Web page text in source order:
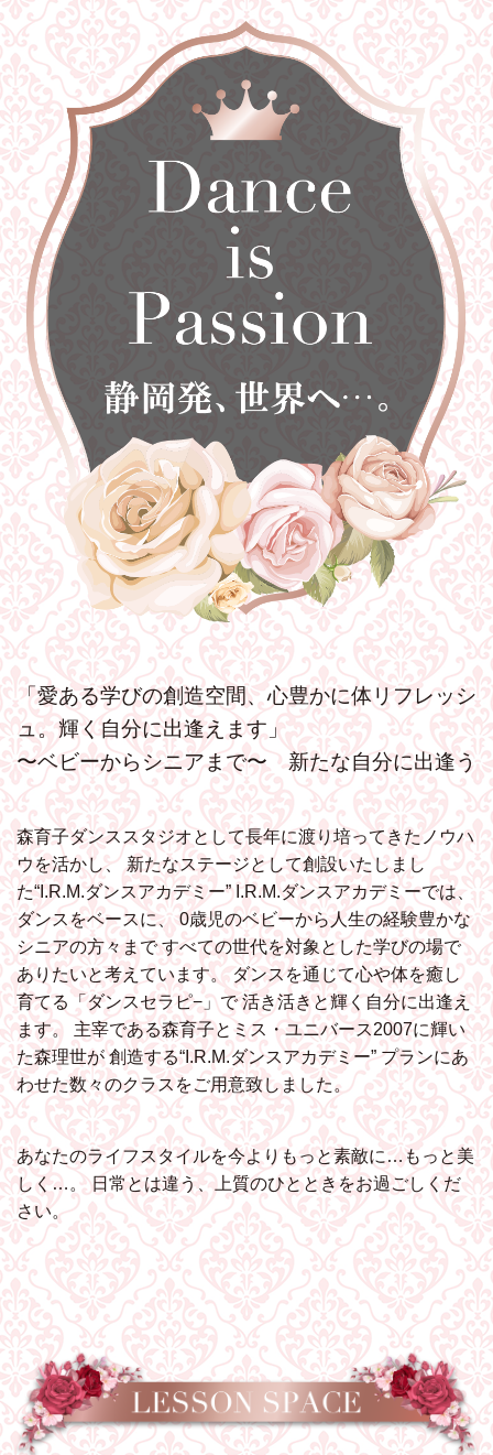
「愛ある学びの創造空間、心豊かに体リフレッシ
ュ。輝く自分に出逢えます」
〜ベビーからシニアまで〜 新たな自分に出逢う
森育子ダンススタジオとして長年に渡り培ってきたノウハ
ウを活かし、 新たなステージとして創設いたしまし
た“I.R.M.ダンスアカデミー”I.R.M.ダンスアカデミーでは、
ダンスをベースに、0歳児のベビーから人生の経験豊かな
シニアの方々まですべての世代を対象とした学びの場で
ありたいと考えています。 ダンスを通じて心や体を癒し
育てる「ダンスセラピ−」で活き活きと輝く自分に出逢え
ます。
主宰である森育子とミス・ユニバース2007に輝い
た森理世が創造する“I.R.M.ダンスアカデミー”プランにあ
わせた数々のクラスをご用意致しました。
あなたのライフスタイルを今よりもっと素敵に…もっと美
しく…。日常とは違う、上質のひとときをお過ごしくだ
さい。